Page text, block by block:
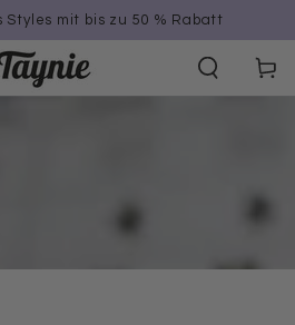
Styles mit bis zu 50 % Rabatt